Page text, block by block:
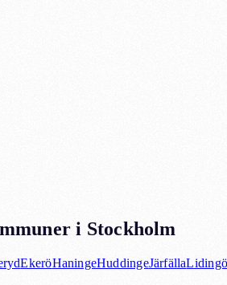
i Stockholm
EkeröHaningeHuddingeJärfällaLidingö